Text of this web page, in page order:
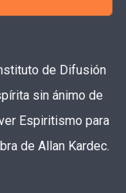
de Difusión
sin ánimo de
Espiritismo para
de Allan Kardec.